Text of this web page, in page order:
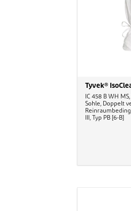
Tyvek®
IC 458 B WH
Sohle, Doppelt
III, Typ PB [6-B]